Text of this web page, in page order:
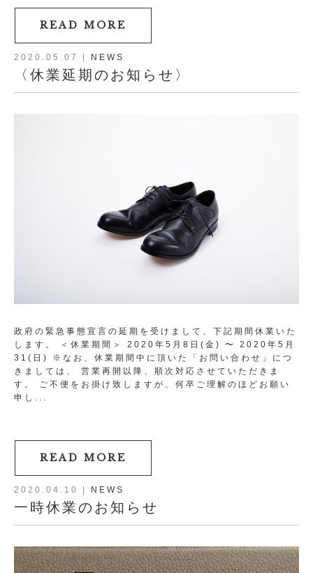
READ MORE
2020.05.07 NEWS
〈休業延期のお知らせ〉
政府の緊急事態宣言の延期を受けまして、下記期間休業いた
します。 ＜休業期間＞ 2020年5月8日(金) 〜 2020年5月
31(日) ※なお、休業期間中に頂いた「お問い合わせ」につ
きましては、 営業再開以降、順次対応させていただきま
す。 ご不便をお掛け致しますが、何卒ご理解のほどお願い
申し...
READ MORE
2020.04.10 NEWS
一時休業のお知らせ